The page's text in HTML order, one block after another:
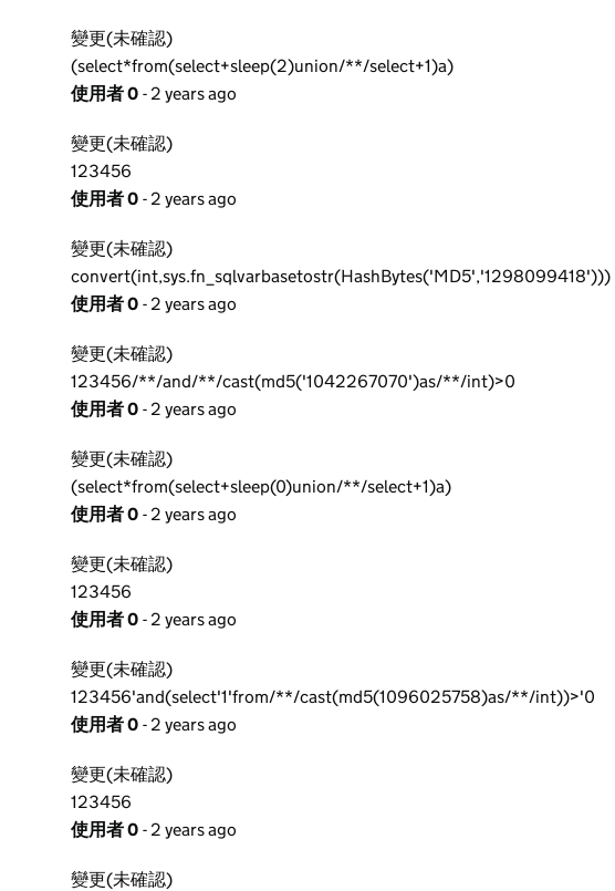
變更(未確認)
(select*from(select+sleep(2)union/**/select+1)a)
使用者 0 - 2 years ago
變更(未確認)
123456
使用者 0 - 2 years ago
變更(未確認)
convert(int,sys.fn_sqlvarbasetostr(HashBytes('MD5','1298099418')))
使用者 0 - 2 years ago
變更(未確認)
123456/**/and/**/cast(md5('1042267070')as/**/int)>0
使用者 0 - 2 years ago
變更(未確認)
(select*from(select+sleep(0)union/**/select+1)a)
使用者 0 - 2 years ago
變更(未確認)
123456
使用者 0 - 2 years ago
變更(未確認)
123456'and(select'1'from/**/cast(md5(1096025758)as/**/int))>'0
使用者 0 - 2 years ago
變更(未確認)
123456
使用者 0 - 2 years ago
變更(未確認)